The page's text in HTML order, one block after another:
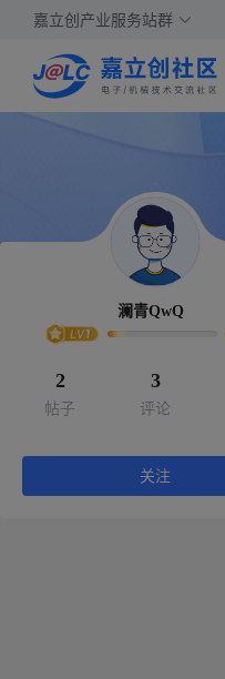
嘉立创产业服务站群
澜青QwQ
2
帖子
3
评论
关注